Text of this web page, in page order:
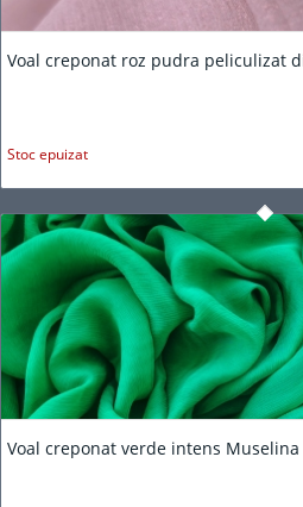
Voal creponat roz pudra peliculizat
Stoc epuizat
Voal creponat verde intens